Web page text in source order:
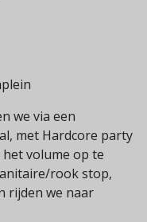
we via een
met Hardcore party
volume op te
rook stop,
rijden we naar